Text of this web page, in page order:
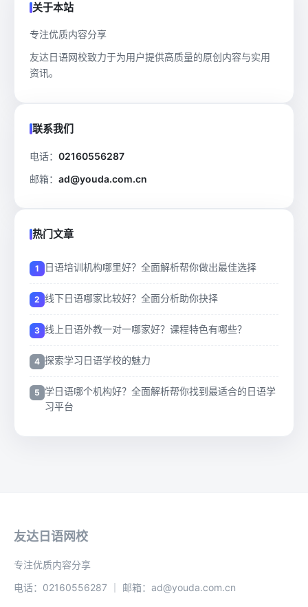
关于本站
专注优质内容分享
友达日语网校致力于为用户提供高质量的原创内容与实用
资讯。
联系我们
电话： 02160556287
邮箱： ad@youda.com.cn
热门文章
日语培训机构哪里好？全面解析帮你做出最佳选择
线下日语哪家比较好？全面分析助你抉择
线上日语外教一对一哪家好？课程特色有哪些？
探索学习日语学校的魅力
学日语哪个机构好？全面解析帮你找到最适合的日语学
习平台
友达日语网校
专注优质内容分享
电话：02160556287 ｜ 邮箱：ad@youda.com.cn